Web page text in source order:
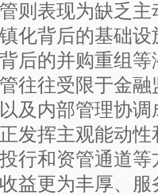
则表现为缺乏
化背后的基础
后的并购重组
往往受限于金
及内部管理协
发挥主观能动
行和资管通道
益更为丰厚、